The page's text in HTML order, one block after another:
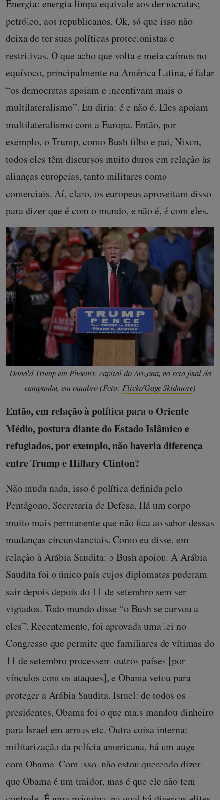
Energia: energia limpa equivale aos democratas;
petróleo, aos republicanos. Ok, só que isso não
deixa de ter suas políticas protecionistas e
restritivas. O que acho que volta e meia caímos no
equívoco, principalmente na América Latina, é falar
“os democratas apoiam e incentivam mais o
multilateralismo”. Eu diria: é e não é. Eles apoiam
multilateralismo com a Europa. Então, por
exemplo, o Trump, como Bush filho e pai, Nixon,
todos eles têm discursos muito duros em relação às
alianças europeias, tanto militares como
comerciais. Aí, claro, os europeus aproveitam disso
para dizer que é com o mundo, e não é, é com eles.
Donald Trump em Phoenix, capital do Arizona, na reta final da
campanha, em outubro (Foto: Flickr/Gage Skidmore)
Então, em relação à política para o Oriente
Médio, postura diante do Estado Islâmico e
refugiados, por exemplo, não haveria diferença
entre Trump e Hillary Clinton?
Não muda nada, isso é política definida pelo
Pentágono, Secretaria de Defesa. Há um corpo
muito mais permanente que não fica ao sabor dessas
mudanças circunstanciais. Como eu disse, em
relação à Arábia Saudita: o Bush apoiou. A Arábia
Saudita foi o único país cujos diplomatas puderam
sair depois depois do 11 de setembro sem ser
vigiados. Todo mundo disse “o Bush se curvou a
eles”. Recentemente, foi aprovada uma lei no
Congresso que permite que familiares de vítimas do
11 de setembro processem outros países [por
vínculos com os ataques], e Obama vetou para
proteger a Arábia Saudita. Israel: de todos os
presidentes, Obama foi o que mais mandou dinheiro
para Israel em armas etc. Outra coisa interna:
militarização da polícia americana, há um auge
com Obama. Com isso, não estou querendo dizer
que Obama é um traidor, mas é que ele não tem